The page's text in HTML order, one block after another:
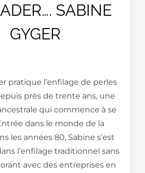
SABINE
GYGER
pratique l’enfilage de perles
près de trente ans, une
qui commence à se
dans le monde de la
les années 80, Sabine s’est
l’enfilage traditionnel sans
avec des entreprises en